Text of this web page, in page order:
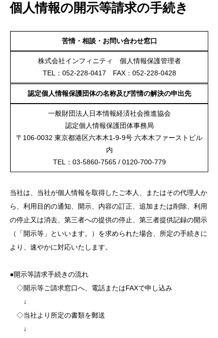
個人情報の開示等請求の手続き
苦情・相談・お問い合わせ窓口
株式会社インフィニティ 個人情報保護管理者
TEL：052-228-0417 FAX：052-228-0428
認定個人情報保護団体の名称及び苦情の解決の申出先
一般財団法人日本情報経済社会推進協会
認定個人情報保護団体事務局
〒106-0032 東京都港区六本木1-9-9号 六本木ファーストビル
内
TEL：03-5860-7565 / 0120-700-779
当社は、当社が個人情報を取得したご本人、またはその代理人か
ら、利用目的の通知、開示、内容の訂正、追加または削除、利用
の停止又は消去、第三者への提供の停止、第三者提供記録の開示
（「開示等」といいます。）を求められた場合、所定の手続きに
より、速やかに対応いたします。
●開示等請求手続きの流れ
◇開示等ご請求窓口へ、電話またはFAXで申し込み
↓
◇当社より所定の書類を郵送
↓